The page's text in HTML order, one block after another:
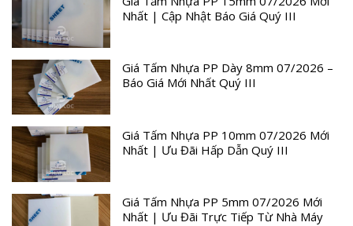
Nhất | Cập Nhật Báo Giá Quý III
Giá Tấm Nhựa PP Dày 8mm 07/2026 –
Báo Giá Mới Nhất Quý III
Giá Tấm Nhựa PP 10mm 07/2026 Mới
Nhất | Ưu Đãi Hấp Dẫn Quý III
Giá Tấm Nhựa PP 5mm 07/2026 Mới
Nhất | Ưu Đãi Trực Tiếp Từ Nhà Máy